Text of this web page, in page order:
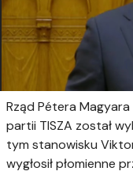
Rząd Pétera Magyara
partii TISZA został
tym stanowisku
wygłosił płomienne